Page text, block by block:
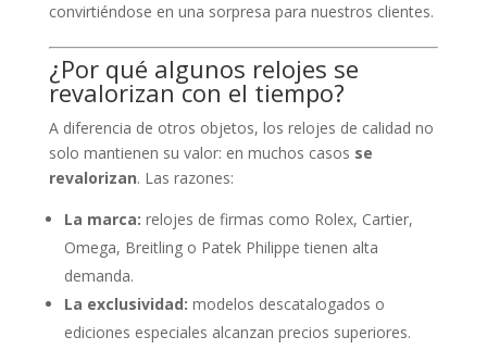
convirtiéndose en una sorpresa para nuestros clientes.
¿Por qué algunos relojes se
revalorizan con el tiempo?
A diferencia de otros objetos, los relojes de calidad no
solo mantienen su valor: en muchos casos se
revalorizan. Las razones:
La marca: relojes de firmas como Rolex, Cartier,
Omega, Breitling o Patek Philippe tienen alta
demanda.
La exclusividad: modelos descatalogados o
ediciones especiales alcanzan precios superiores.